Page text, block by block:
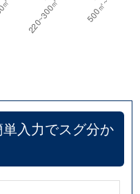
入力でスグ分か